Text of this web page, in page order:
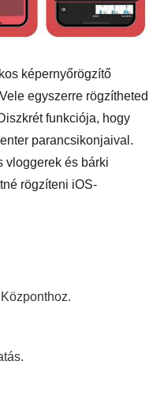
képernyőrögzítő
egyszerre rögzítheted
funkciója, hogy
parancsikonjaival.
vloggerek és bárki
rögzíteni iOS-